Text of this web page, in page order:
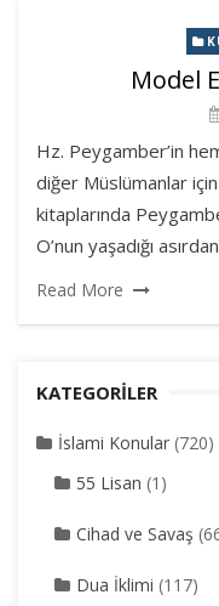
Model
Hz. Peygamber’in
diğer Müslümanlar
kitaplarında
O’nun yaşadığı
Read More
KATEGORILER
İslami Konular (720)
55 Lisan (1)
Cihad ve Savaş
Dua İklimi (117)